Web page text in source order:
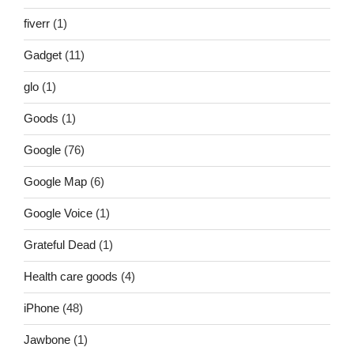
fiverr (1)
Gadget (11)
glo (1)
Goods (1)
Google (76)
Google Map (6)
Google Voice (1)
Grateful Dead (1)
Health care goods (4)
iPhone (48)
Jawbone (1)